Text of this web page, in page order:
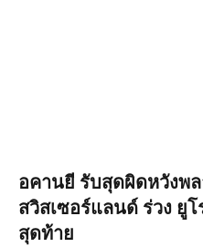
อคานยี รับสุดผิดหวังพ
สวิสเซอร์แลนด์ ร่วง ยู
สุดท้าย